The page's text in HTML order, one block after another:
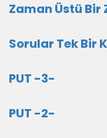
Zaman Üstü Bir
Sorular Tek Bir
PUT -3-
PUT -2-